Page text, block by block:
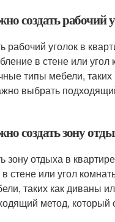
создать рабочий
рабочий уголок в
в стене или
типы мебели,
выбрать
создать зону
зону отдыха в
стене или угол
таких как диваны
метод, который